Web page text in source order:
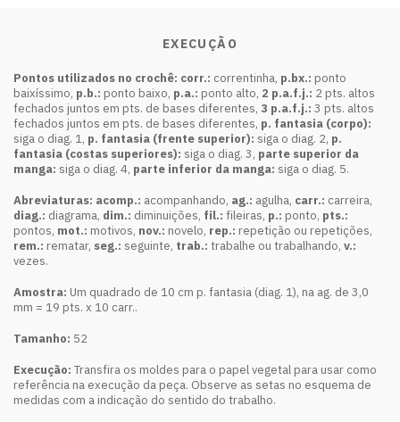
EXECUÇÃO
Pontos utilizados no crochê: corr.: correntinha, p.bx.: ponto
baixíssimo, p.b.: ponto baixo, p.a.: ponto alto, 2 p.a.f.j.: 2 pts. altos
fechados juntos em pts. de bases diferentes, 3 p.a.f.j.: 3 pts. altos
fechados juntos em pts. de bases diferentes, p. fantasia (corpo):
siga o diag. 1, p. fantasia (frente superior): siga o diag. 2, p.
fantasia (costas superiores): siga o diag. 3, parte superior da
manga: siga o diag. 4, parte inferior da manga: siga o diag. 5.
Abreviaturas: acomp.: acompanhando, ag.: agulha, carr.: carreira,
diag.: diagrama, dim.: diminuições, fil.: fileiras, p.: ponto, pts.:
pontos, mot.: motivos, nov.: novelo, rep.: repetição ou repetições,
rem.: rematar, seg.: seguinte, trab.: trabalhe ou trabalhando, v.:
vezes.
Amostra: Um quadrado de 10 cm p. fantasia (diag. 1), na ag. de 3,0
mm = 19 pts. x 10 carr..
Tamanho: 52
Execução: Transfira os moldes para o papel vegetal para usar como
referência na execução da peça. Observe as setas no esquema de
medidas com a indicação do sentido do trabalho.